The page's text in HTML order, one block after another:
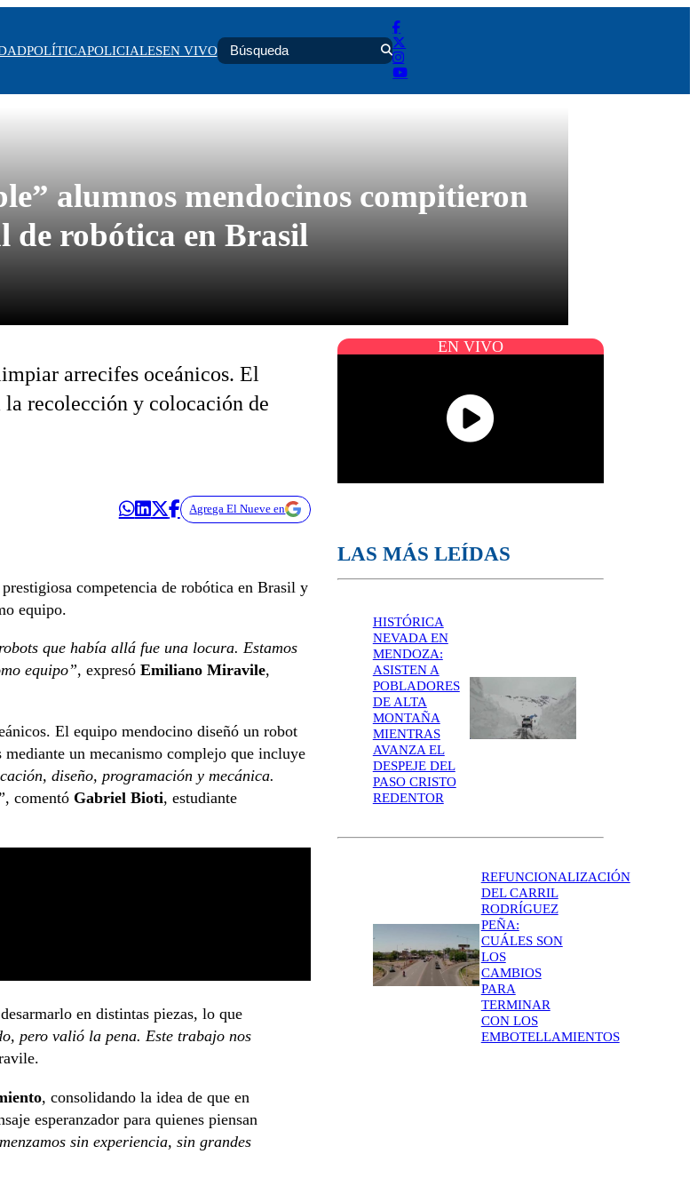
POLÍTICAPOLICIALESEN VIVO
alumnos mendocinos compitieron
de robótica en Brasil
arrecifes oceánicos. El
recolección y colocación de
Agrega El Nueve en
competencia de robótica en Brasil y
equipo.
que había allá fue una locura. Estamos
equipo”, expresó Emiliano Miravile,
El equipo mendocino diseñó un robot
un mecanismo complejo que incluye
diseño, programación y mecánica.
, comentó Gabriel Bioti, estudiante
en distintas piezas, lo que
pero valió la pena. Este trabajo nos
, consolidando la idea de que en
esperanzador para quienes piensan
sin experiencia, sin grandes
EN VIVO
LAS MÁS LEÍDAS
HISTÓRICA
NEVADA EN
MENDOZA:
ASISTEN A
POBLADORES
DE ALTA
MONTAÑA
MIENTRAS
AVANZA EL
DESPEJE DEL
PASO CRISTO
REDENTOR
REFUNCIONALIZACIÓN
DEL CARRIL
RODRÍGUEZ
PEÑA:
CUÁLES SON
LOS
CAMBIOS
PARA
TERMINAR
CON LOS
EMBOTELLAMIENTOS